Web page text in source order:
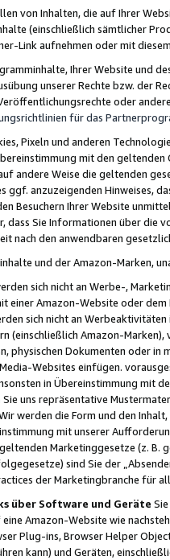
von Inhalten, die auf Ihrer
(einschließlich sämtlicher
Link aufnehmen oder mit
Ihrer Website und
unserer Rechte bzw. der
oder
für das
Pixeln und anderen
mit den
andere Weise die geltenden
ggf. anzuzeigenden Hinweises,
Besuchern Ihrer Website
dass Sie Informationen über die
nach den anwendbaren
und der Amazon-Marken,
sich nicht an Werbe-,
einer Amazon-Website oder
sich nicht an
(einschließlich Amazon-
physischen Dokumenten oder in
Websites einfügen.
in Übereinstimmung mit
uns repräsentative
werden die Form und den
mit unserer
Marketinggesetze (z. B.
sind Sie der
der Marketingbranche für
über Software und Geräte
Amazon-Website wie
Plug-ins, Browser Helper
kann) und Geräten,